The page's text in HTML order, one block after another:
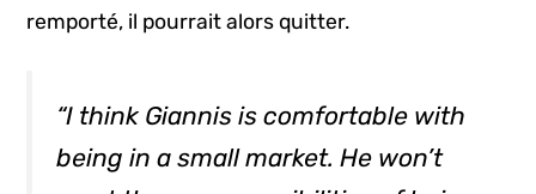
remporté, il pourrait alors quitter.
“I think Giannis is comfortable with
being in a small market. He won’t